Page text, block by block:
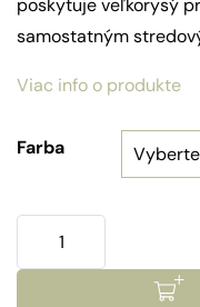
poskytuje veľkorysý
samostatným
Viac info o produkte
Farba